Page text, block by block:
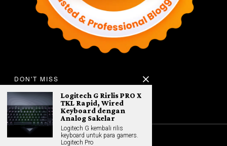
DON'T MISS
Logitech G Rirlis PRO X
TKL Rapid, Wired
Keyboard dengan
Analog Sakelar
Logitech G kembali rilis
keyboard untuk para gamers.
Logitech Pro